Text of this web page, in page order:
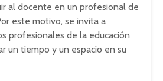
al docente en un profesional de
este motivo, se invita a
profesionales de la educación
un tiempo y un espacio en su